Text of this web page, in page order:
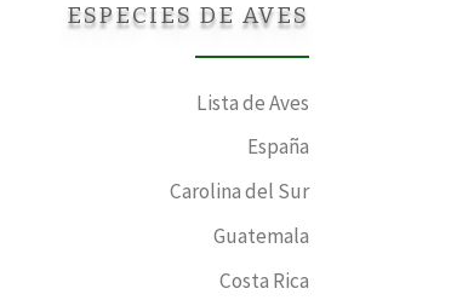
ESPECIES DE AVES
Lista de Aves
España
Carolina del Sur
Guatemala
Costa Rica